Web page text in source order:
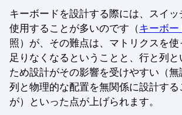
キーボードを設計する際には、スイ
使用することが多いのです（キーボ
照）が、その難点は、マトリクスを
足りなくなるということと、行と列と
ため設計がその影響を受けやすい（
列と物理的な配置を無関係に設計す
が）といった点が上げられます。